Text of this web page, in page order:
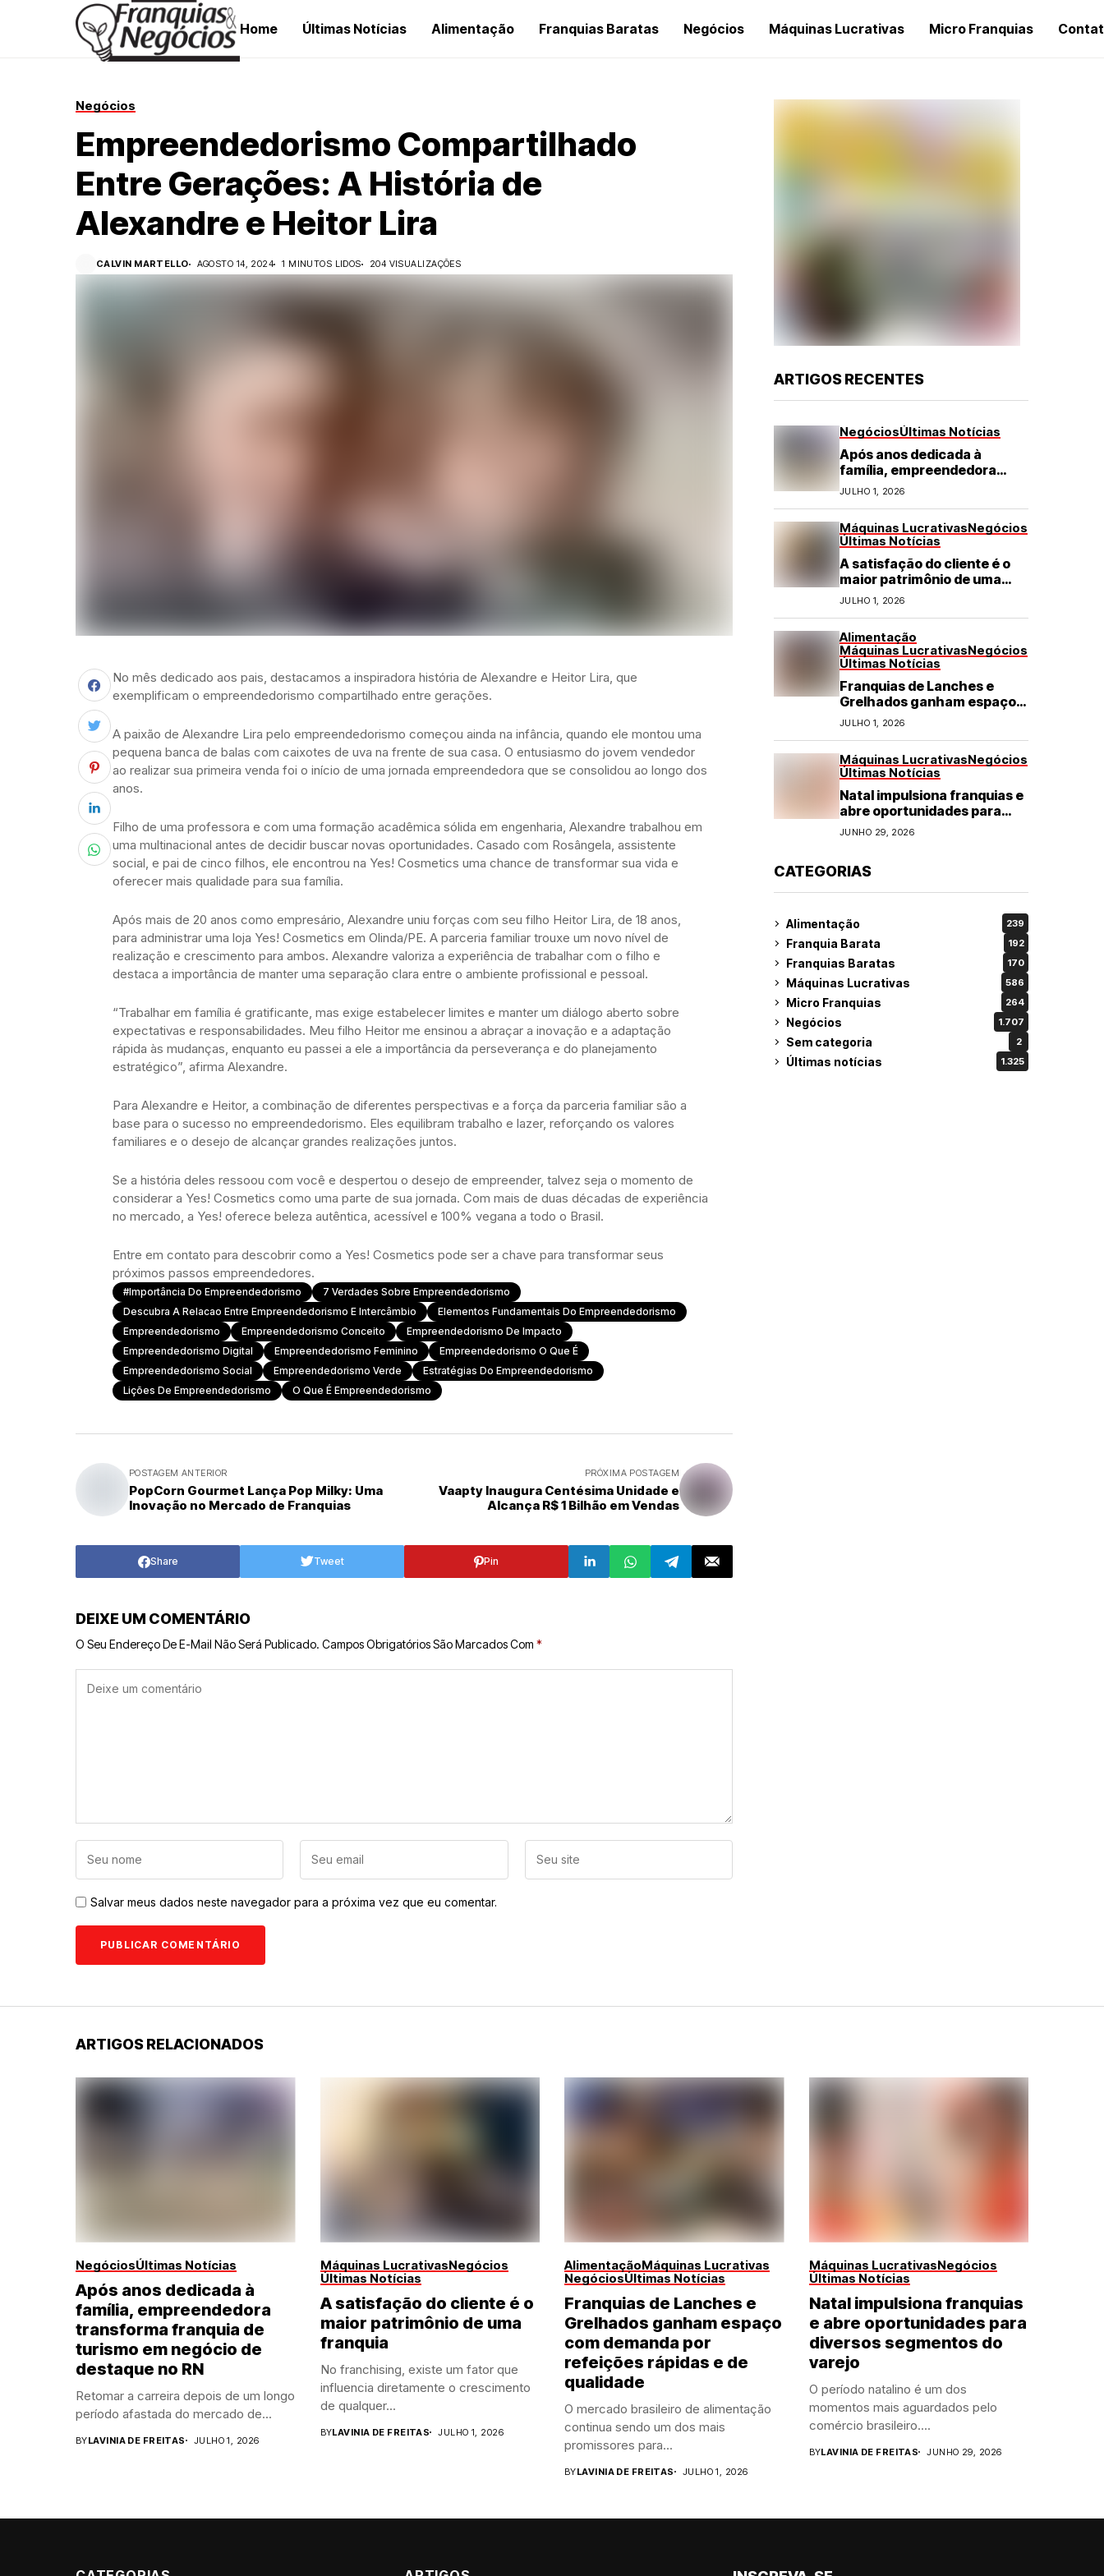
Home Últimas Notícias Alimentação Franquias Baratas Negócios Máquinas Lucrativas Micro Franquias
Negócios
Empreendedorismo Compartilhado
Entre Gerações: A História de
Alexandre e Heitor Lira
CALVIN MARTELLO AGOSTO 14, 2024 1 MINUTOS LIDOS 204 VISUALIZAÇÕES
No mês dedicado aos pais, destacamos a inspiradora história de Alexandre e Heitor Lira, que
exemplificam o empreendedorismo compartilhado entre gerações.
A paixão de Alexandre Lira pelo empreendedorismo começou ainda na infância, quando ele montou uma
pequena banca de balas com caixotes de uva na frente de sua casa. O entusiasmo do jovem vendedor
ao realizar sua primeira venda foi o início de uma jornada empreendedora que se consolidou ao longo dos
anos.
Filho de uma professora e com uma formação acadêmica sólida em engenharia, Alexandre trabalhou em
uma multinacional antes de decidir buscar novas oportunidades. Casado com Rosângela, assistente
social, e pai de cinco filhos, ele encontrou na Yes! Cosmetics uma chance de transformar sua vida e
oferecer mais qualidade para sua família.
Após mais de 20 anos como empresário, Alexandre uniu forças com seu filho Heitor Lira, de 18 anos,
para administrar uma loja Yes! Cosmetics em Olinda/PE. A parceria familiar trouxe um novo nível de
realização e crescimento para ambos. Alexandre valoriza a experiência de trabalhar com o filho e
destaca a importância de manter uma separação clara entre o ambiente profissional e pessoal.
“Trabalhar em família é gratificante, mas exige estabelecer limites e manter um diálogo aberto sobre
expectativas e responsabilidades. Meu filho Heitor me ensinou a abraçar a inovação e a adaptação
rápida às mudanças, enquanto eu passei a ele a importância da perseverança e do planejamento
estratégico”, afirma Alexandre.
Para Alexandre e Heitor, a combinação de diferentes perspectivas e a força da parceria familiar são a
base para o sucesso no empreendedorismo. Eles equilibram trabalho e lazer, reforçando os valores
familiares e o desejo de alcançar grandes realizações juntos.
Se a história deles ressoou com você e despertou o desejo de empreender, talvez seja o momento de
considerar a Yes! Cosmetics como uma parte de sua jornada. Com mais de duas décadas de experiência
no mercado, a Yes! oferece beleza autêntica, acessível e 100% vegana a todo o Brasil.
Entre em contato para descobrir como a Yes! Cosmetics pode ser a chave para transformar seus
próximos passos empreendedores.
#importância Do Empreendedorismo
7 Verdades Sobre Empreendedorismo
Descubra A Relacao Entre Empreendedorismo E Intercâmbio
Elementos Fundamentais Do Empreendedorismo
Empreendedorismo
Empreendedorismo Conceito
Empreendedorismo De Impacto
Empreendedorismo Digital
Empreendedorismo Feminino
Empreendedorismo O Que É
Empreendedorismo Social
Empreendedorismo Verde
Estratégias Do Empreendedorismo
Lições De Empreendedorismo
O Que É Empreendedorismo
POSTAGEM ANTERIOR
PopCorn Gourmet Lança Pop Milky: Uma
Inovação no Mercado de Franquias
PRÓXIMA POSTAGEM
Vaapty Inaugura Centésima Unidade e
Alcança R$ 1 Bilhão em Vendas
Share Tweet Pin
DEIXE UM COMENTÁRIO
O Seu Endereço De E-Mail Não Será Publicado. Campos Obrigatórios São Marcados Com *
Salvar meus dados neste navegador para a próxima vez que eu comentar.
ARTIGOS RECENTES
NegóciosÚltimas Notícias
Após anos dedicada à
família, empreendedora
transforma franquia de
turismo em negócio de
JULHO 1, 2026
Máquinas LucrativasNegócios
Últimas Notícias
A satisfação do cliente é o
maior patrimônio de uma
franquia
JULHO 1, 2026
Alimentação
Máquinas LucrativasNegócios
Últimas Notícias
Franquias de Lanches e
Grelhados ganham espaço
com demanda por refeições
rápidas e de qualidade
JULHO 1, 2026
Máquinas LucrativasNegócios
Últimas Notícias
Natal impulsiona franquias e
abre oportunidades para
diversos segmentos do
JUNHO 29, 2026
CATEGORIAS
Alimentação 239
Franquia Barata 192
Franquias Baratas 170
Máquinas Lucrativas 586
Micro Franquias 264
Negócios 1.707
Sem categoria 2
Últimas notícias 1.325
ARTIGOS RELACIONADOS
NegóciosÚltimas Notícias
Após anos dedicada à
família, empreendedora
transforma franquia de
turismo em negócio de
destaque no RN
Retomar a carreira depois de um longo
período afastada do mercado de...
BYLAVINIA DE FREITAS JULHO 1, 2026
Máquinas LucrativasNegócios
Últimas Notícias
A satisfação do cliente é o
maior patrimônio de uma
franquia
No franchising, existe um fator que
influencia diretamente o crescimento
de qualquer...
BYLAVINIA DE FREITAS JULHO 1, 2026
AlimentaçãoMáquinas Lucrativas
NegóciosÚltimas Notícias
Franquias de Lanches e
Grelhados ganham espaço
com demanda por
refeições rápidas e de
qualidade
O mercado brasileiro de alimentação
continua sendo um dos mais
promissores para...
BYLAVINIA DE FREITAS JULHO 1, 2026
Máquinas LucrativasNegócios
Últimas Notícias
Natal impulsiona franquias
e abre oportunidades para
diversos segmentos do
varejo
O período natalino é um dos
momentos mais aguardados pelo
comércio brasileiro....
BYLAVINIA DE FREITAS JUNHO 29, 2026